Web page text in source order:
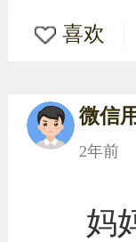
喜欢
微信
2年前
妈